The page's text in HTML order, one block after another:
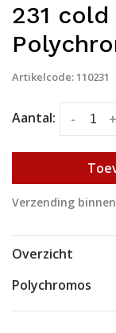
231
Artikelcode:110231
Aantal: +
-
Verzending
Overzicht
Polychromos